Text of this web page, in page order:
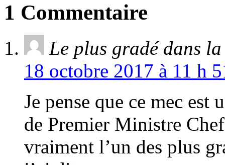
1 Commentaire
Le plus gradé dans
18 octobre 2017 à 11 h
Je pense que ce mec
de Premier Ministre
vraiment l’un des plus